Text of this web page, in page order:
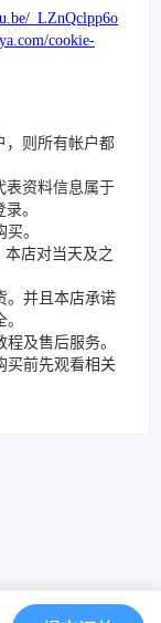
_LZnQclpp6o
cookie-
，则所有帐户都
表资料信息属于
。
。
本店对当天及之
。并且本店承诺
及售后服务。
买前先观看相关